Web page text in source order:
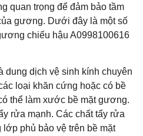
quan trọng để đảm bảo tầm
gương. Dưới đây là một số
chiếu hậu A0998100616
dung dịch vệ sinh kính chuyên
loại khăn cứng hoặc có bề
thể làm xước bề mặt gương.
rửa mạnh. Các chất tẩy rửa
lớp phủ bảo vệ trên bề mặt